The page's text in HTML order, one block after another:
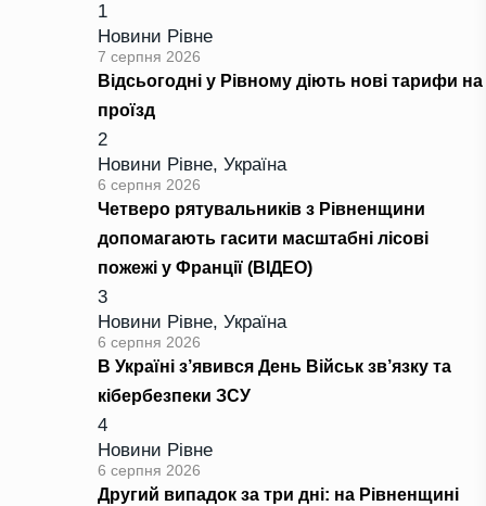
1
Новини Рівне
7 серпня 2026
Відсьогодні у Рівному діють нові тарифи на
проїзд
2
Новини Рівне, Україна
6 серпня 2026
Четверо рятувальників з Рівненщини
допомагають гасити масштабні лісові
пожежі у Франції (ВІДЕО)
3
Новини Рівне, Україна
6 серпня 2026
В Україні з’явився День Військ зв’язку та
кібербезпеки ЗСУ
4
Новини Рівне
6 серпня 2026
Другий випадок за три дні: на Рівненщині